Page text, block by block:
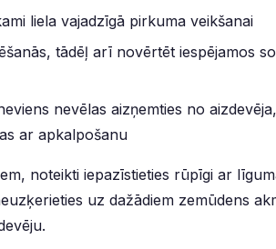
liela vajadzīgā pirkuma veikšanai
tādēļ arī novērtēt iespējamos
nevēlas aizņemties no
ar apkalpošanu
noteikti iepazīstieties rūpīgi ar
uz dažādiem zemūdens